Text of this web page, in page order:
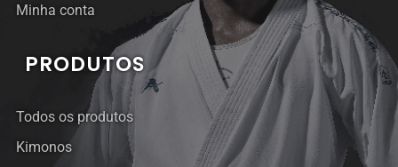
Minha conta
PRODUTOS
Todos os produtos
Kimonos